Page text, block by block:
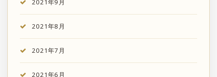
2021年9月
2021年8月
2021年7月
2021年6月